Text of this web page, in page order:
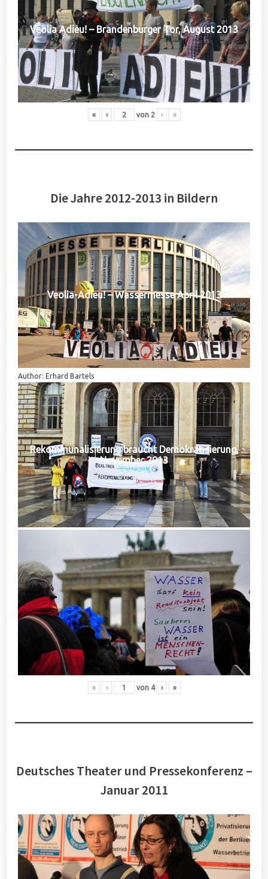
Veolia Adieu! – Brandenburger Tor, August 2013
« ‹ von 2 › »
Die Jahre 2012-2013 in Bildern
Veolia-Adieu! – Wassermesse April 2013
Author: Erhard Bartels
Rekommunalisierung braucht Demokratisierung,
November 2013
« ‹ von 4 › »
Deutsches Theater und Pressekonferenz –
Januar 2011